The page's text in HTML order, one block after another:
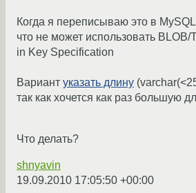
Когда я переписываю это в
что не может использовать
in Key Specification
Вариант указать длину
так как хочется как раз большую
Что делать?
shnyavin
19.09.2010 17:05:50 +00:00